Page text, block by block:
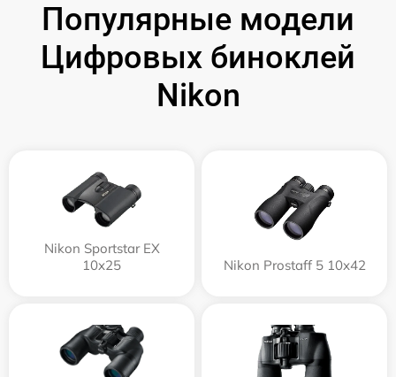
Популярные модели
Цифровых биноклей
Nikon
Nikon Sportstar EX
10x25
Nikon Prostaff 5 10x42